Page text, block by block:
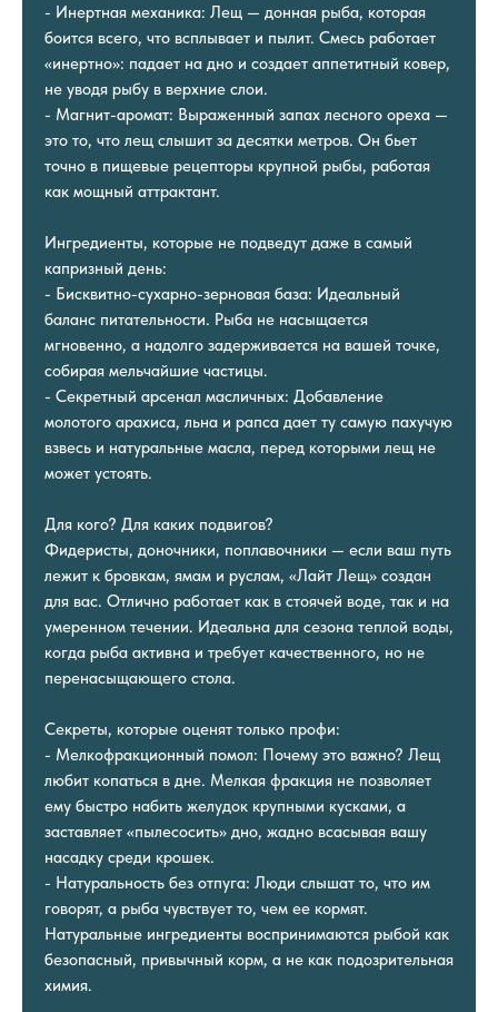
- Инертная механика: Лещ — донная рыба, которая
боится всего, что всплывает и пылит. Смесь работает
«инертно»: падает на дно и создает аппетитный ковер,
не уводя рыбу в верхние слои.
- Магнит-аромат: Выраженный запах лесного ореха —
это то, что лещ слышит за десятки метров. Он бьет
точно в пищевые рецепторы крупной рыбы, работая
как мощный аттрактант.
Ингредиенты, которые не подведут даже в самый
капризный день:
- Бисквитно-сухарно-зерновая база: Идеальный
баланс питательности. Рыба не насыщается
мгновенно, а надолго задерживается на вашей точке,
собирая мельчайшие частицы.
- Секретный арсенал масличных: Добавление
молотого арахиса, льна и рапса дает ту самую пахучую
взвесь и натуральные масла, перед которыми лещ не
может устоять.
Для кого? Для каких подвигов?
Фидеристы, доночники, поплавочники — если ваш путь
лежит к бровкам, ямам и руслам, «Лайт Лещ» создан
для вас. Отлично работает как в стоячей воде, так и на
умеренном течении. Идеальна для сезона теплой воды,
когда рыба активна и требует качественного, но не
перенасыщающего стола.
Секреты, которые оценят только профи:
- Мелкофракционный помол: Почему это важно? Лещ
любит копаться в дне. Мелкая фракция не позволяет
ему быстро набить желудок крупными кусками, а
заставляет «пылесосить» дно, жадно всасывая вашу
насадку среди крошек.
- Натуральность без отпуга: Люди слышат то, что им
говорят, а рыба чувствует то, чем ее кормят.
Натуральные ингредиенты воспринимаются рыбой как
безопасный, привычный корм, а не как подозрительная
химия.